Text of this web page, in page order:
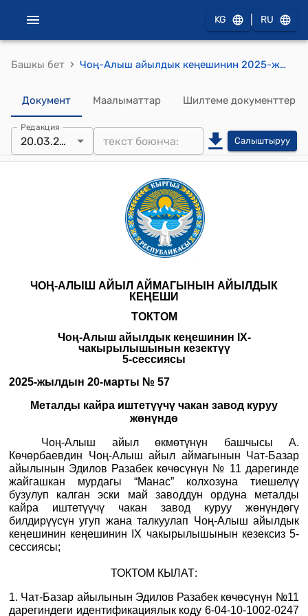
KG RU
Башкы бет › Чоң-Алыш айылдык кеңешинин 2025-жылдын 20-мартындагы № 57 "Металды кайра иштетүүчү чакан завод куруу жөнүндө" токтому
Документ Маалыматтар Шилтеме документтер
Редакция
20.03.2025 Салыштыруу